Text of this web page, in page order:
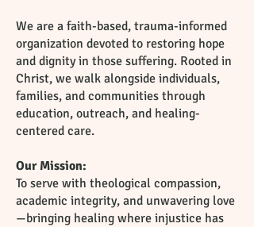
We are a faith-based, trauma-informed
organization devoted to restoring hope
and dignity in those suffering. Rooted in
Christ, we walk alongside individuals,
families, and communities through
education, outreach, and healing-
centered care.
Our Mission:
To serve with theological compassion,
academic integrity, and unwavering love
—bringing healing where injustice has